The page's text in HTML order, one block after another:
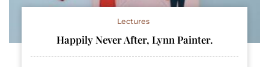
Lectures
Happily Never After, Lynn Painter.